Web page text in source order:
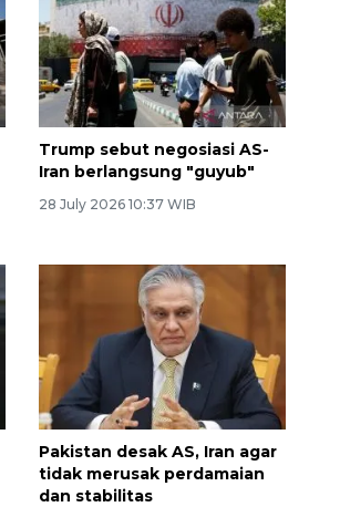
Trump sebut negosiasi AS-
Iran berlangsung "guyub"
28 July 2026 10:37 WIB
Pakistan desak AS, Iran agar
tidak merusak perdamaian
dan stabilitas